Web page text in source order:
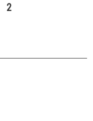
Page
2